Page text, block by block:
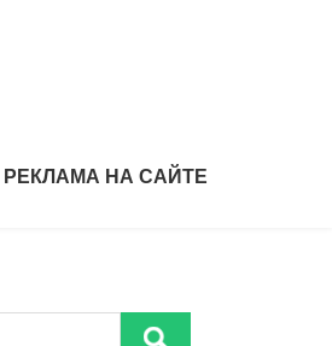
РЕКЛАМА НА САЙТЕ